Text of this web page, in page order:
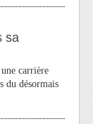
sa
carrière
du désormais